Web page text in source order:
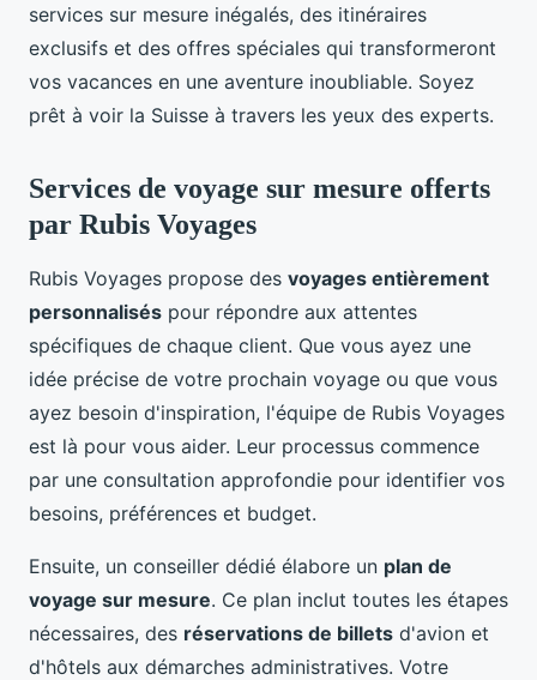
services sur mesure inégalés, des itinéraires
exclusifs et des offres spéciales qui transformeront
vos vacances en une aventure inoubliable. Soyez
prêt à voir la Suisse à travers les yeux des experts.
Services de voyage sur mesure offerts
par Rubis Voyages
Rubis Voyages propose des voyages entièrement
personnalisés pour répondre aux attentes
spécifiques de chaque client. Que vous ayez une
idée précise de votre prochain voyage ou que vous
ayez besoin d'inspiration, l'équipe de Rubis Voyages
est là pour vous aider. Leur processus commence
par une consultation approfondie pour identifier vos
besoins, préférences et budget.
Ensuite, un conseiller dédié élabore un plan de
voyage sur mesure. Ce plan inclut toutes les étapes
nécessaires, des réservations de billets d'avion et
d'hôtels aux démarches administratives. Votre